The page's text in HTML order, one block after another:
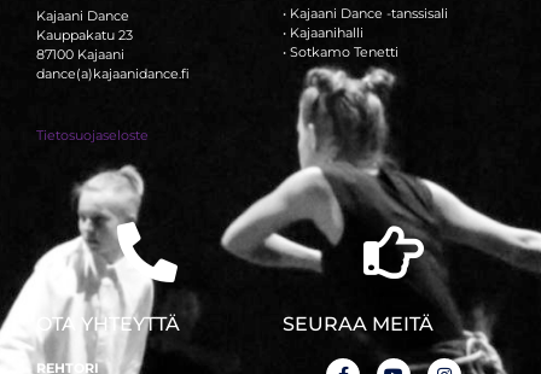
Kajaani Dance
Kauppakatu 23
87100 Kajaani
dance(a)kajaanidance.fi
Tietosuojaseloste
• Kajaani Dance -tanssisali
• Kajaanihalli
• Sotkamo Tenetti
OTA YHTEYTTÄ
REHTORI
SEURAA MEITÄ